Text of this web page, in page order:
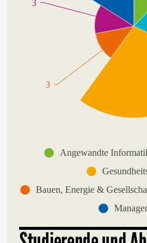
Angewandte
Bauen, Energie &
3
3